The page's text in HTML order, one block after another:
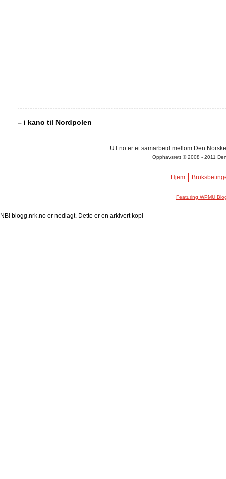
– i kano til Nordpolen
UT.no er et samarbeid mellom Den
Opphavsrett © 2008 - 2011
Hjem
Featuring WPMU
NB! blogg.nrk.no er nedlagt. Dette er en arkivert kopi